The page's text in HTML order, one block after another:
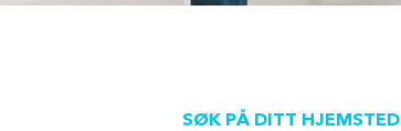
SØK PÅ DITT HJEMSTED